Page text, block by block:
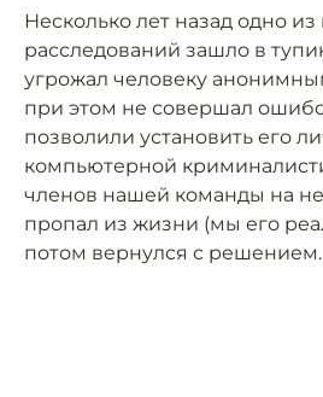
Несколько лет назад одно
расследований зашло в
угрожал человеку
при этом не совершал
позволили установить его
компьютерной
членов нашей команды на
пропал из жизни (мы его
потом вернулся с решением.